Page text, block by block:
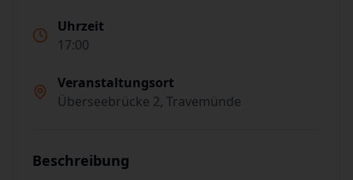
Uhrzeit
17:00
Veranstaltungsort
Überseebrücke 2, Travemünde
Beschreibung